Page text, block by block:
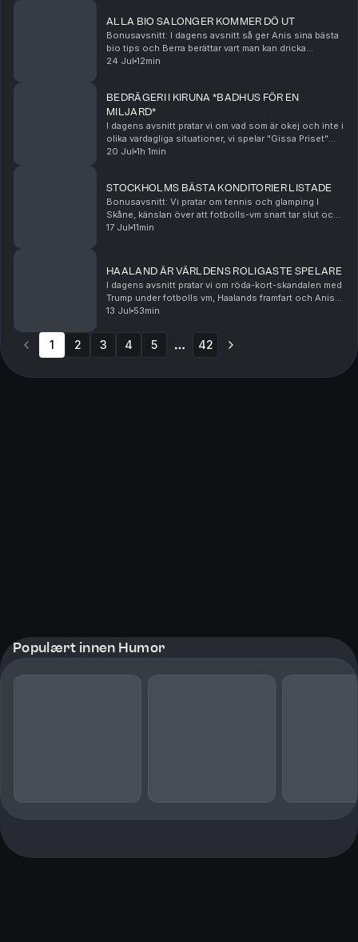
ALLA BIO SALONGER KOMMER DÖ UT
Bonusavsnitt: I dagens avsnitt så ger Anis sina bästa
bio tips och Berra berättar vart man kan dricka
Sveriges bästa kaffe och äta Sveriges bästa giffel.
24 Jul 12min
BEDRÄGERI I KIRUNA *BADHUS FÖR EN
MILJARD*
I dagens avsnitt pratar vi om vad som är okej och inte i
olika vardagliga situationer, vi spelar "Gissa Priset"
och pratar om badhuset i Kiruna. Hosted on Acast.
20 Jul 1h 1min
STOCKHOLMS BÄSTA KONDITORIER LISTADE
Bonusavsnitt: Vi pratar om tennis och glamping I
Skåne, känslan över att fotbolls-vm snart tar slut och
Berra listar Stockholms bästa konditorier. Hosted on
17 Jul 11min
HAALAND ÄR VÄRLDENS ROLIGASTE SPELARE
I dagens avsnitt pratar vi om röda-kort-skandalen med
Trump under fotbolls vm, Haalands framfart och Anis
cykelberoende. Sist men inte minst: Pest eller kolera.
13 Jul 53min
1 2 3 4 5 42
Populært innen Humor